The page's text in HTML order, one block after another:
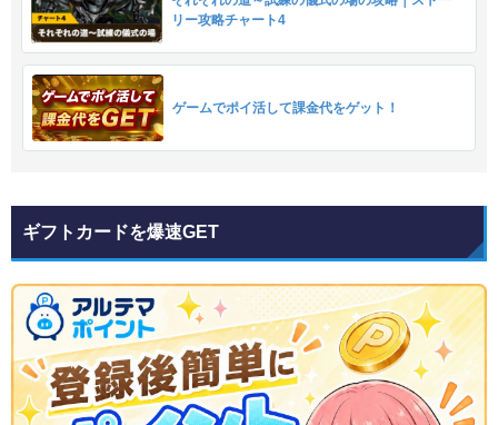
リー攻略チャート4
ゲームでポイ活して課金代をゲット！
ギフトカードを爆速GET